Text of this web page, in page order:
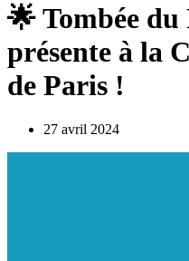
🌟 Tombée du
présente à la
de Paris !
27 avril 2024